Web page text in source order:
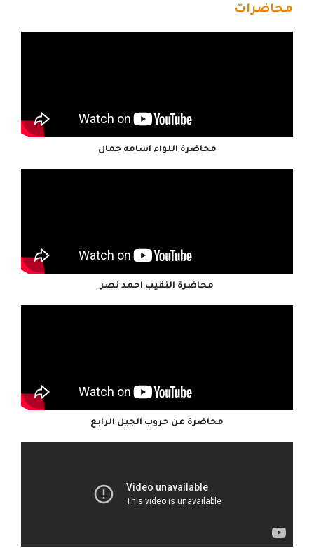
محاضرات
محاضرة اللواء اسامه جمال
محاضرة النقيب احمد نصر
محاضرة عن حروب الجيل الرابع